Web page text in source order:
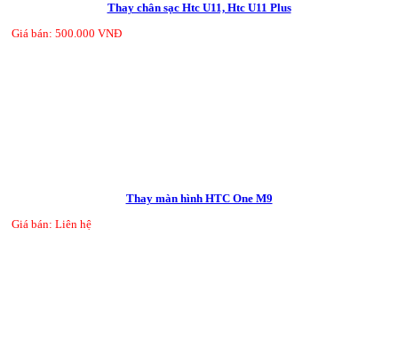
Thay chân sạc Htc U11, Htc U11 Plus
Giá bán: 500.000 VNĐ
Thay màn hình HTC One M9
Giá bán: Liên hệ